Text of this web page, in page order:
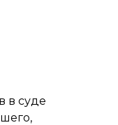
в суде